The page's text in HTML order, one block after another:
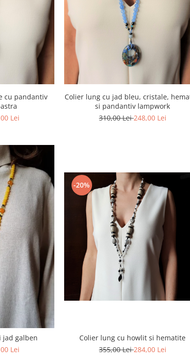
cu pandantiv
Lei
Colier lung cu jad bleu, cristale,
si pandantiv lampwork
310,00 Lei248,00 Lei
jad galben
Lei
-20%
Colier lung cu howlit si hematite
355,00 Lei284,00 Lei